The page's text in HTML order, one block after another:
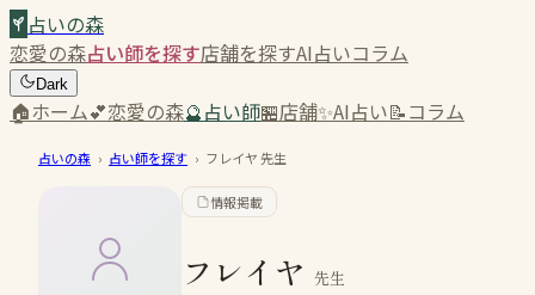
占いの森
恋愛の森占い師を探す店舗を探すAI占いコラム
Dark
🏠ホーム💕恋愛の森🔮占い師🏪店舗✨AI占い📝コラム
占いの森 › 占い師を探す › フレイヤ先生
情報掲載
フレイヤ 先生